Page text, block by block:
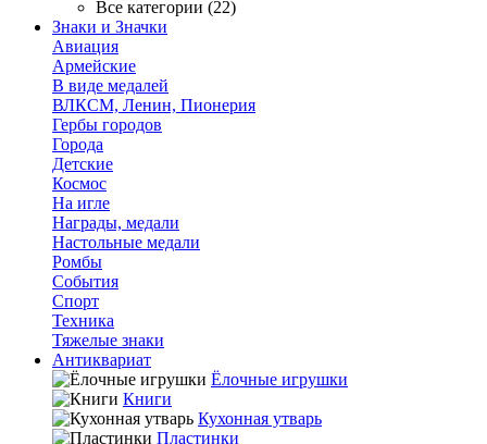
Все категории (22)
Знаки и Значки
Авиация
Армейские
В виде медалей
ВЛКСМ, Ленин, Пионерия
Гербы городов
Города
Детские
Космос
На игле
Награды, медали
Настольные медали
Ромбы
События
Спорт
Техника
Тяжелые знаки
Антиквариат
Ёлочные игрушки
Книги
Кухонная утварь
Пластинки